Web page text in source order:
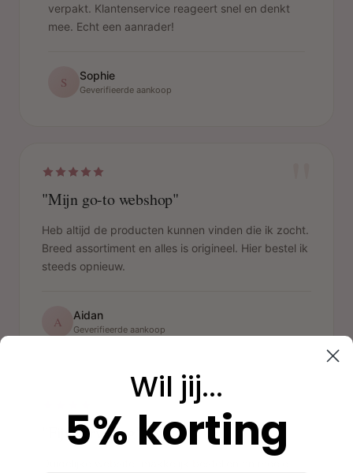
verpakt. Klantenservice reageert snel en denkt
mee. Echt een aanrader!
S Sophie
Geverifieerde aankoop
"Mijn go-to webshop"
Heb altijd de producten kunnen vinden die ik zocht.
Breed assortiment en alles is origineel. Hier bestel ik
steeds opnieuw.
A Aidan
Geverifieerde aankoop
"Fijne ervaring"
Wil jij...
5% korting